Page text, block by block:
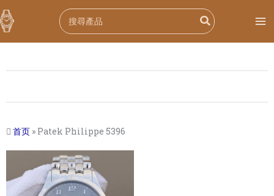
跳
至
内
Search
for:
首页 » Patek Philippe 5396